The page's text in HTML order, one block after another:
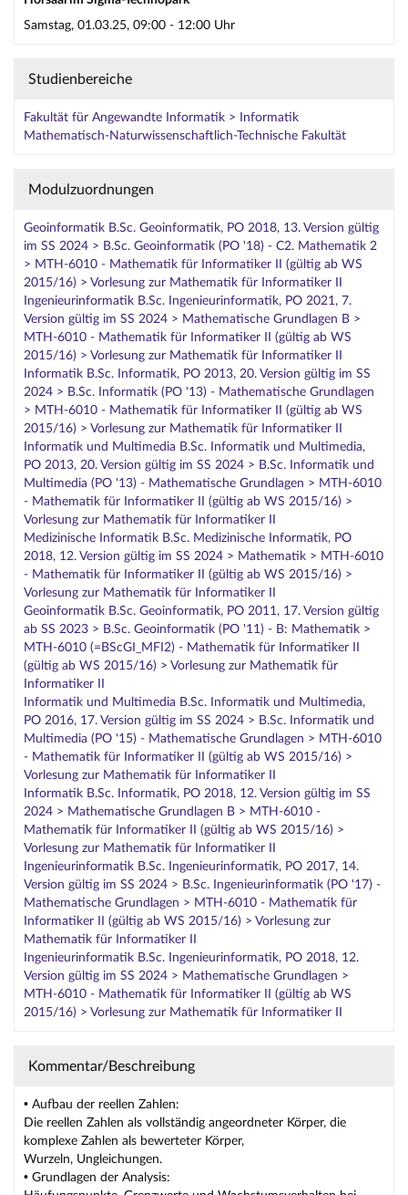
Samstag, 01.03.25, 09:00 - 12:00 Uhr
Studienbereiche
Fakultät für Angewandte Informatik > Informatik
Mathematisch-Naturwissenschaftlich-Technische Fakultät
Modulzuordnungen
Geoinformatik B.Sc. Geoinformatik, PO 2018, 13. Version gültig
im SS 2024 > B.Sc. Geoinformatik (PO '18) - C2. Mathematik 2
> MTH-6010 - Mathematik für Informatiker II (gültig ab WS
2015/16) > Vorlesung zur Mathematik für Informatiker II
Ingenieurinformatik B.Sc. Ingenieurinformatik, PO 2021, 7.
Version gültig im SS 2024 > Mathematische Grundlagen B >
MTH-6010 - Mathematik für Informatiker II (gültig ab WS
2015/16) > Vorlesung zur Mathematik für Informatiker II
Informatik B.Sc. Informatik, PO 2013, 20. Version gültig im SS
2024 > B.Sc. Informatik (PO '13) - Mathematische Grundlagen
> MTH-6010 - Mathematik für Informatiker II (gültig ab WS
2015/16) > Vorlesung zur Mathematik für Informatiker II
Informatik und Multimedia B.Sc. Informatik und Multimedia,
PO 2013, 20. Version gültig im SS 2024 > B.Sc. Informatik und
Multimedia (PO '13) - Mathematische Grundlagen > MTH-6010
- Mathematik für Informatiker II (gültig ab WS 2015/16) >
Vorlesung zur Mathematik für Informatiker II
Medizinische Informatik B.Sc. Medizinische Informatik, PO
2018, 12. Version gültig im SS 2024 > Mathematik > MTH-6010
- Mathematik für Informatiker II (gültig ab WS 2015/16) >
Vorlesung zur Mathematik für Informatiker II
Geoinformatik B.Sc. Geoinformatik, PO 2011, 17. Version gültig
ab SS 2023 > B.Sc. Geoinformatik (PO '11) - B: Mathematik >
MTH-6010 (=BScGI_MFI2) - Mathematik für Informatiker II
(gültig ab WS 2015/16) > Vorlesung zur Mathematik für
Informatiker II
Informatik und Multimedia B.Sc. Informatik und Multimedia,
PO 2016, 17. Version gültig im SS 2024 > B.Sc. Informatik und
Multimedia (PO '15) - Mathematische Grundlagen > MTH-6010
- Mathematik für Informatiker II (gültig ab WS 2015/16) >
Vorlesung zur Mathematik für Informatiker II
Informatik B.Sc. Informatik, PO 2018, 12. Version gültig im SS
2024 > Mathematische Grundlagen B > MTH-6010 -
Mathematik für Informatiker II (gültig ab WS 2015/16) >
Vorlesung zur Mathematik für Informatiker II
Ingenieurinformatik B.Sc. Ingenieurinformatik, PO 2017, 14.
Version gültig im SS 2024 > B.Sc. Ingenieurinformatik (PO '17) -
Mathematische Grundlagen > MTH-6010 - Mathematik für
Informatiker II (gültig ab WS 2015/16) > Vorlesung zur
Mathematik für Informatiker II
Ingenieurinformatik B.Sc. Ingenieurinformatik, PO 2018, 12.
Version gültig im SS 2024 > Mathematische Grundlagen >
MTH-6010 - Mathematik für Informatiker II (gültig ab WS
2015/16) > Vorlesung zur Mathematik für Informatiker II
Kommentar/Beschreibung
• Aufbau der reellen Zahlen:
Die reellen Zahlen als vollständig angeordneter Körper, die
komplexe Zahlen als bewerteter Körper,
Wurzeln, Ungleichungen.
• Grundlagen der Analysis: